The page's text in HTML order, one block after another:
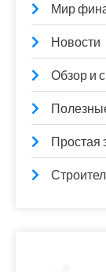
Мир
Новости
Обзор и
Простая